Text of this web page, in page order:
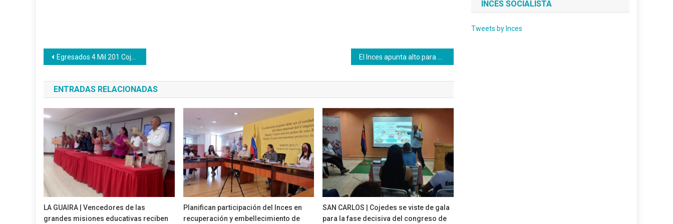
Navegación
de
entradas
Egresados 4 Mil 201 Cojedeños para impulsar los motores Indutrial y Construcción
ENTRADAS RELACIONADAS
LA GUAIRA | Vencedores de las
grandes misiones educativas reciben
Planifican participación del Inces en
recuperación y embellecimiento de
SAN CARLOS | Cojedes se viste de gala
para la fase decisiva del congreso de
INCES SOCIALISTA
Tweets by Inces